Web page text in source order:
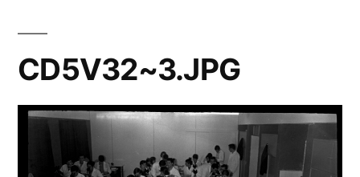
CD5V32~3.JPG